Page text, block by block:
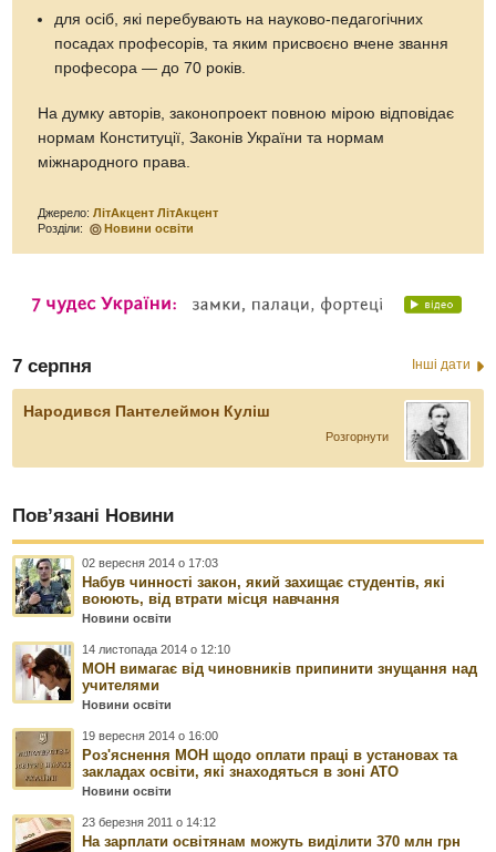
для осіб, які перебувають на науково-педагогічних
посадах професорів, та яким присвоєно вчене звання
професора — до 70 років.
На думку авторів, законопроект повною мірою відповідає
нормам Конституції, Законів України та нормам
міжнародного права.
Джерело:ЛітАкцент ЛітАкцент
Розділи:
Новини освіти
7 серпня Інші дати
Народився Пантелеймон Куліш
Розгорнути
Пов’язані Новини
02 вересня 2014 о 17:03
Набув чинності закон, який захищає студентів, які
воюють, від втрати місця навчання
Новини освіти
14 листопада 2014 о 12:10
МОН вимагає від чиновників припинити знущання над
учителями
Новини освіти
19 вересня 2014 о 16:00
Роз'яснення МОН щодо оплати праці в установах та
закладах освіти, які знаходяться в зоні АТО
Новини освіти
23 березня 2011 о 14:12
На зарплати освітянам можуть виділити 370 млн грн